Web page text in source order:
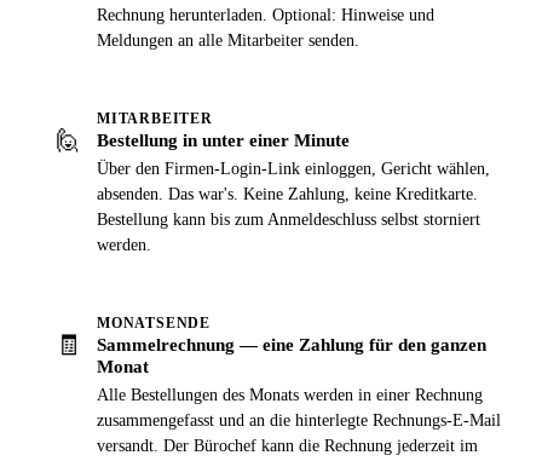
Rechnung herunterladen. Optional: Hinweise und
Meldungen an alle Mitarbeiter senden.
🙋
MITARBEITER
Bestellung in unter einer Minute
Über den Firmen-Login-Link einloggen, Gericht wählen,
absenden. Das war's. Keine Zahlung, keine Kreditkarte.
Bestellung kann bis zum Anmeldeschluss selbst storniert
werden.
🧾
MONATSENDE
Sammelrechnung — eine Zahlung für den ganzen
Monat
Alle Bestellungen des Monats werden in einer Rechnung
zusammengefasst und an die hinterlegte Rechnungs-E-Mail
versandt. Der Bürochef kann die Rechnung jederzeit im